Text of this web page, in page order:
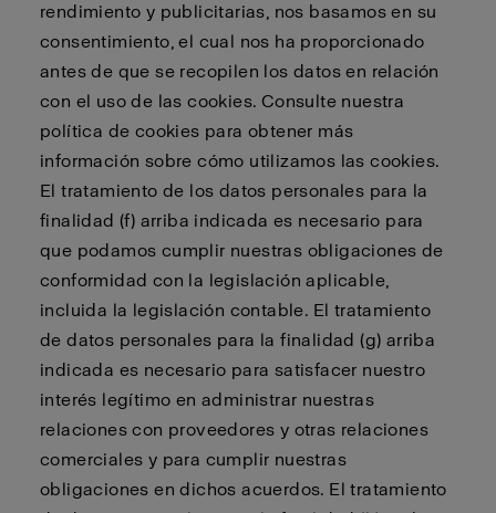
rendimiento y publicitarias, nos basamos en su
consentimiento, el cual nos ha proporcionado
antes de que se recopilen los datos en relación
con el uso de las cookies. Consulte nuestra
política de cookies para obtener más
información sobre cómo utilizamos las cookies.
El tratamiento de los datos personales para la
finalidad (f) arriba indicada es necesario para
que podamos cumplir nuestras obligaciones de
conformidad con la legislación aplicable,
incluida la legislación contable. El tratamiento
de datos personales para la finalidad (g) arriba
indicada es necesario para satisfacer nuestro
interés legítimo en administrar nuestras
relaciones con proveedores y otras relaciones
comerciales y para cumplir nuestras
obligaciones en dichos acuerdos. El tratamiento